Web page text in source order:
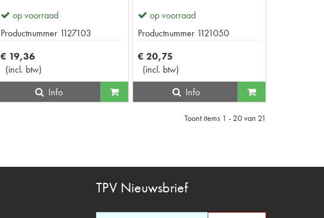
op voorraad
Productnummer 1127103
€ 19,36
(incl. btw)
Info
op voorraad
Productnummer 1121050
€ 20,75
(incl. btw)
Info
Toont items 1 - 20van 21
TPV Nieuwsbrief